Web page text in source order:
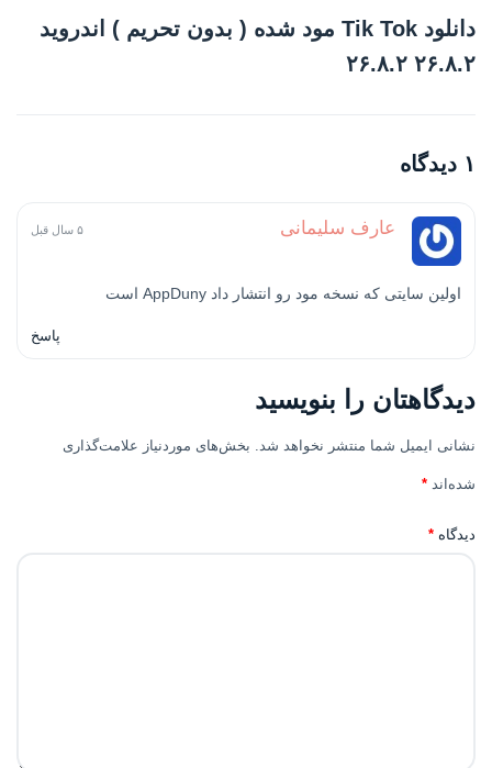
دانلود Tik Tok مود شده ( بدون تحریم ) اندروید
۲۶.۸.۲ ۲۶.۸.۲
۱ دیدگاه
عارف سلیمانی ۵ سال قبل
اولین سایتی که نسخه مود رو انتشار داد AppDuny است
پاسخ
دیدگاهتان را بنویسید
نشانی ایمیل شما منتشر نخواهد شد. بخش‌های موردنیاز علامت‌گذاری
شده‌اند *
دیدگاه *